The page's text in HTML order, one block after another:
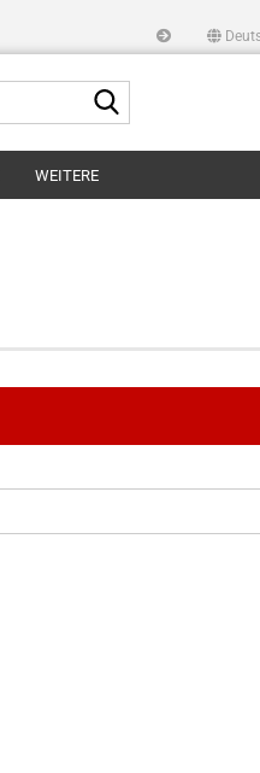
WEITERE